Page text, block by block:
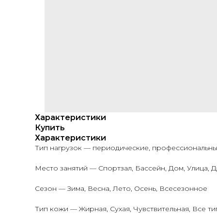
Характеристики
Купить
Характеристики
Тип нагрузок — периодические,
Место занятий — Спортзал, Бассейн, Дом, Улица,
Сезон — Зима, Весна, Лето, Осень, Всесезонное
Тип кожи — Жирная, Сухая, Чувствительная, Все